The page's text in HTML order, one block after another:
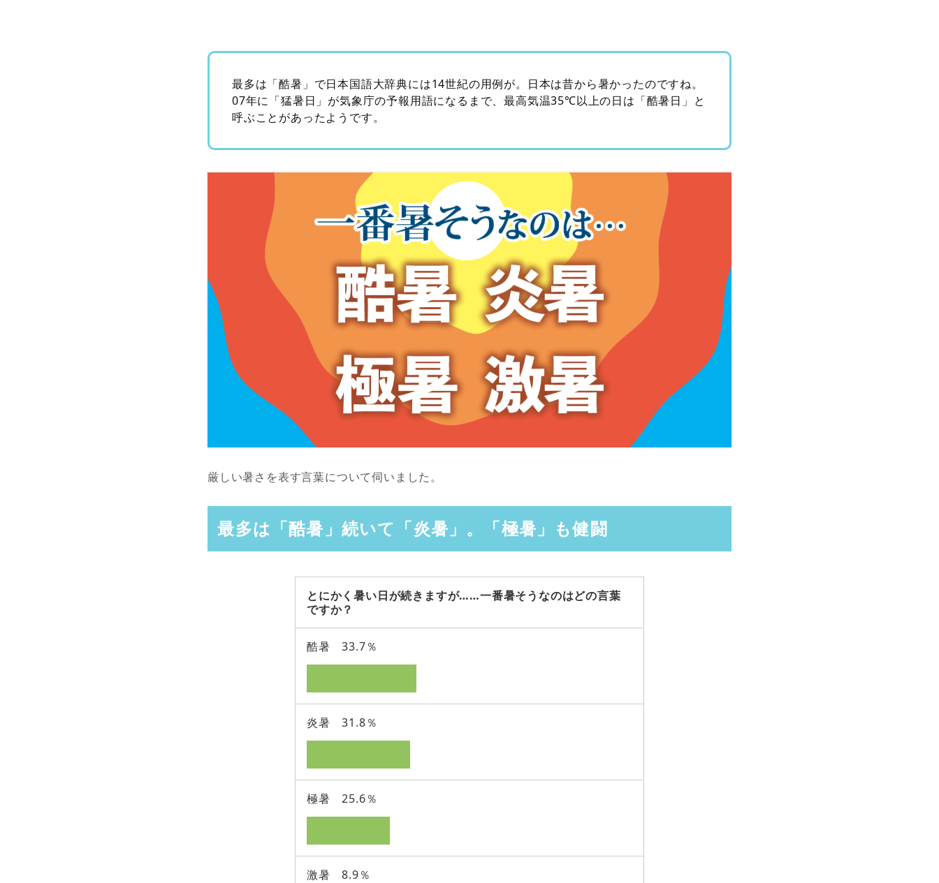
最多は「酷暑」で日本国語大辞典には14世紀の用例が。日本は昔から暑かったのですね。
07年に「猛暑日」が気象庁の予報用語になるまで、最高気温35℃以上の日は「酷暑日」と
呼ぶことがあったようです。
厳しい暑さを表す言葉について伺いました。
最多は「酷暑」続いて「炎暑」。「極暑」も健闘
とにかく暑い日が続きますが……一番暑そうなのはどの言葉
ですか？
酷暑 33.7％
炎暑 31.8％
極暑 25.6％
激暑 8.9％